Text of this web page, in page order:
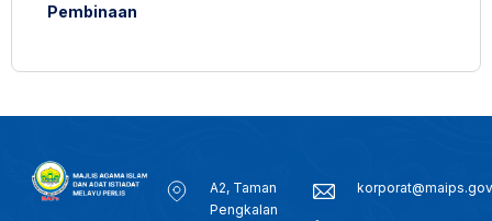
Pembinaan
A2, Taman
Pengkalan